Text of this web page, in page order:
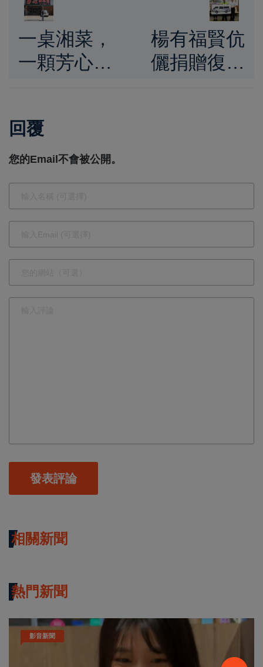
一桌湘菜，
一顆芳心：
承就在「芳
心湘菜館」
楊有福賢伉
儷捐贈復康
回覆
您的Email不會被公開。
發表評論
相關新聞
熱門新聞
影音新聞